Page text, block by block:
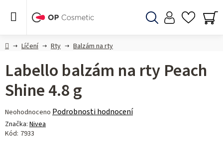
DomůLíčení Rty Balzám na rty
Labello balzám na rty Peach
Shine 4.8 g
Průměrné
hodnocení
produktu
Neohodnoceno Podrobnosti hodnocení
Značka: Nivea
Kód: 7933